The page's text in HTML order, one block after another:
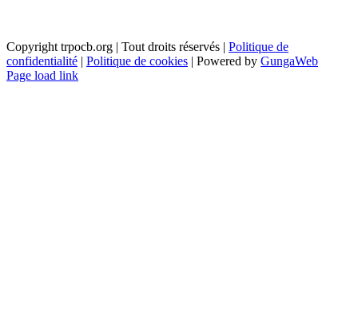
Copyright trpocb.org | Tout droits réservés | Politique de
confidentialité | Politique de cookies | Powered by GungaWeb
Page load link